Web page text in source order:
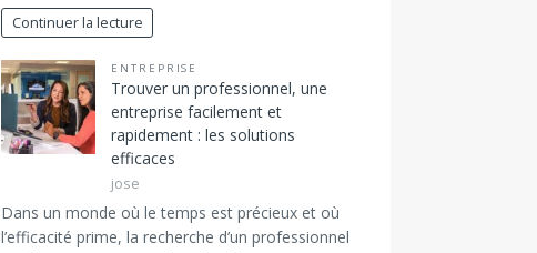
Continuer la lecture
ENTREPRISE
Trouver un professionnel, une
entreprise facilement et
rapidement : les solutions
efficaces
jose
Dans un monde où le temps est précieux et où
l’efficacité prime, la recherche d’un professionnel